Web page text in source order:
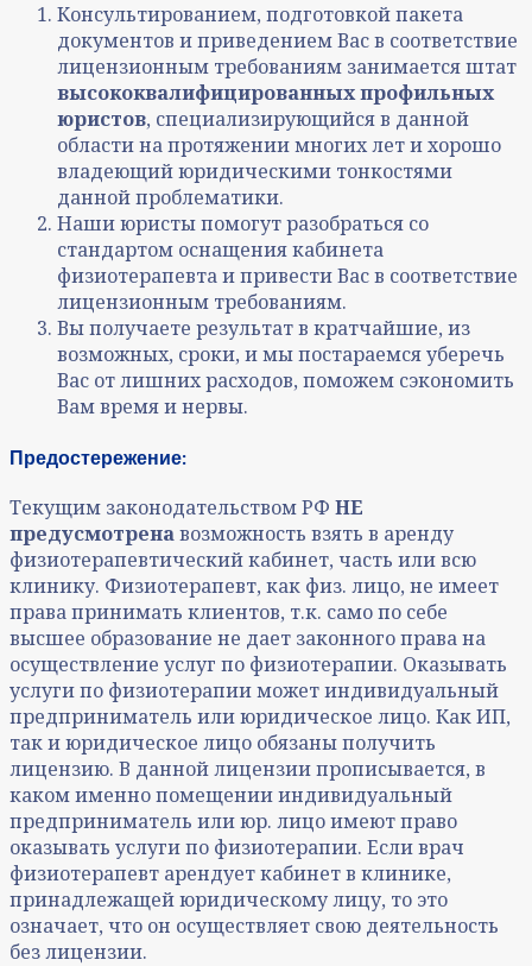
Консультированием, подготовкой пакета
документов и приведением Вас в соответствие
лицензионным требованиям занимается штат
высококвалифицированных профильных
юристов, специализирующийся в данной
области на протяжении многих лет и хорошо
владеющий юридическими тонкостями
данной проблематики.
Наши юристы помогут разобраться со
стандартом оснащения кабинета
физиотерапевта и привести Вас в соответствие
лицензионным требованиям.
Вы получаете результат в кратчайшие, из
возможных, сроки, и мы постараемся уберечь
Вас от лишних расходов, поможем сэкономить
Вам время и нервы.
Предостережение:
Текущим законодательством РФ НЕ
предусмотренавозможность взять в аренду
физиотерапевтический кабинет, часть или всю
клинику. Физиотерапевт, как физ. лицо, не имеет
права принимать клиентов, т.к. само по себе
высшее образование не дает законного права на
осуществление услуг по физиотерапии. Оказывать
услуги по физиотерапии может индивидуальный
предприниматель или юридическое лицо. Как ИП,
так и юридическое лицо обязаны получить
лицензию. В данной лицензии прописывается, в
каком именно помещении индивидуальный
предприниматель или юр. лицо имеют право
оказывать услуги по физиотерапии. Если врач
физиотерапевт арендует кабинет в клинике,
принадлежащей юридическому лицу, то это
означает, что он осуществляет свою деятельность
без лицензии.